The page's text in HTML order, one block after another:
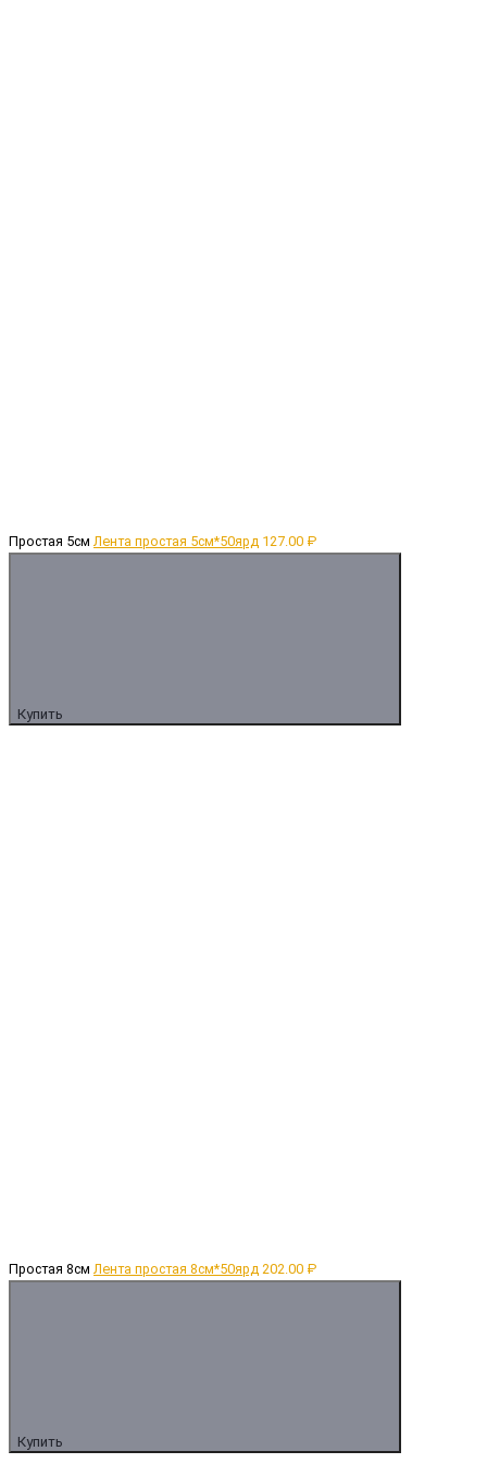
Простая 5см Лента простая 5cм*50ярд 127.00 ₽
Купить
Простая 8см Лента простая 8см*50ярд 202.00 ₽
Купить